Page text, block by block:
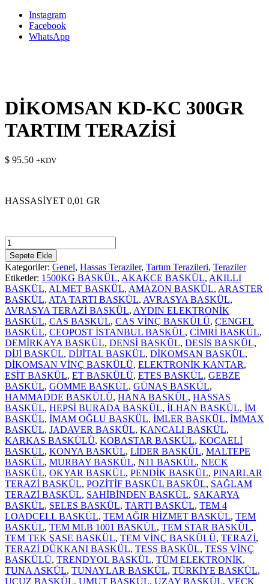
Instagram
Facebook
WhatsApp
DİKOMSAN KD-KC 300GR
TARTIM TERAZİSİ
$ 95.50 +KDV
HASSASİYET 0,01 GR
DİKOMSAN
KD-
KC
300GR
TARTIM
TERAZİSİ
adet
Sepete Ekle
Kategoriler: Genel, Hassas Teraziler, Tartım Terazileri, Teraziler
Etiketler: 1500KG BASKÜL, AKAKCE BASKÜL, AKILLI
BASKÜL, ALMET BASKÜL, AMAZON BASKÜL, ARASTER
BASKÜL, ATA TARTI BASKÜL, AVRASYA BASKÜL,
AVRASYA TERAZİ BASKÜL, AYDIN ELEKTRONİK
BASKÜL, CAS BASKÜL, CAS VİNÇ BASKÜLÜ, ÇENGEL
BASKÜL, CEOPOST İSTANBUL BASKÜL, CİMRİ BASKÜL,
DEMİRKAYA BASKÜL, DENSİ BASKÜL, DESİS BASKÜL,
DİJİ BASKÜL, DİJİTAL BASKÜL, DİKOMSAN BASKÜL,
DİKOMSAN VİNÇ BASKÜLÜ, ELEKTRONİK KANTAR,
ESİT BASKÜL, ET BASKÜLÜ, ETES BASKÜL, GEBZE
BASKÜL, GÖMME BASKÜL, GÜNAŞ BASKÜL,
HAMMADDE BASKÜLÜ, HANA BASKÜL, HASSAS
BASKÜL, HEPSİ BURADA BASKÜL, İLHAN BASKÜL, İM
BASKÜL, İMAM OĞLU BASKÜL, İMLER BASKÜL, İMMAX
BASKÜL, JADAVER BASKÜL, KANCALI BASKÜL,
KARKAS BASKÜLÜ, KOBASTAR BASKÜL, KOCAELİ
BASKÜL, KONYA BASKÜL, LİDER BASKÜL, MALTEPE
BASKÜL, MURBAY BASKÜL, N11 BASKÜL, NECK
BASKÜL, OKYAR BASKÜL, PENDİK BASKÜL, PINARLAR
TERAZİ BASKÜL, POZİTİF BASKÜL BASKÜL, SAĞLAM
TERAZİ BASKÜL, SAHİBİNDEN BASKÜL, SAKARYA
BASKÜL, SELES BASKÜL, TARTI BASKÜL, TEM 4
LOADCELL BASKÜL, TEM AĞIR HİZMET BASKÜL, TEM
BASKÜL, TEM MLB 1001 BASKÜL, TEM STAR BASKÜL,
TEM TEK ŞASE BASKÜL, TEM VİNÇ BASKÜLÜ, TERAZİ,
TERAZİ DÜKKANI BASKÜL, TESS BASKÜL, TESS VİNÇ
BASKÜLÜ, TRENDYOL BASKÜL, TÜM ELEKTRONİK,
TUNA ASKÜL, TUNAYLAR BASKÜL, TÜRKİYE BASKÜL,
UCUZ BASKÜL, UMUT BASKÜL, UZAY BASKÜL, VECK